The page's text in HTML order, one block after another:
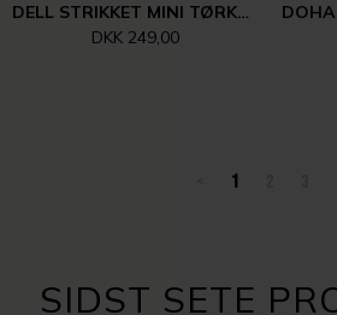
DELL STRIKKET MINI TØRKLÆDE | NAVY
DKK 249,00
1
SIDST SETE